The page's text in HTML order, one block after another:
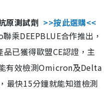
原測試劑 >>按此選購<<
乘DEEPBLUE合作推出，
已獲得歐盟CE認證，主
有效檢測Omicron及Delta
最快15分鐘就能知道檢測